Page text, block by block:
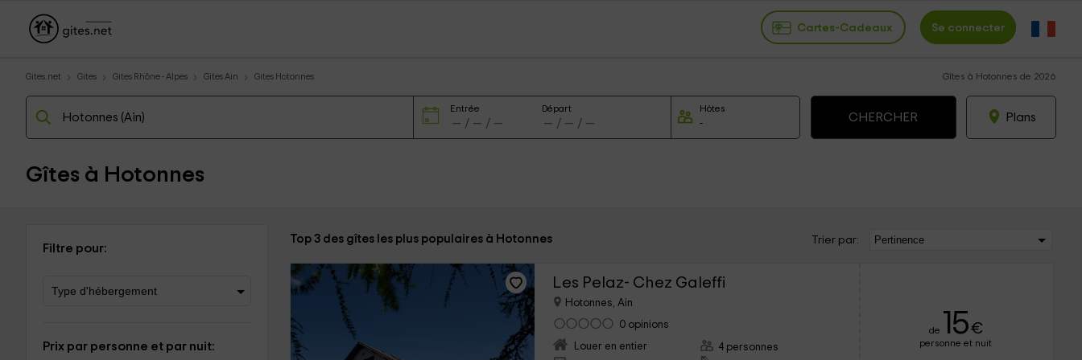
Cartes-Cadeaux Se connecter
Gites.net Gites Gites Rhône - Alpes Gites Ain Gites Hotonnes Gîtes à Hotonnes de 2026
Entrée Départ Hôtes
Plans
Gîtes à Hotonnes
Filtre pour:
Prix par personne et par nuit:
Top 3 des gîtes les plus populaires à Hotonnes Trier par:
Les Pelaz- Chez Galeffi
Hotonnes, Ain
0 opinions
Louer en entier
4 personnes
de 15€
personne et nuit